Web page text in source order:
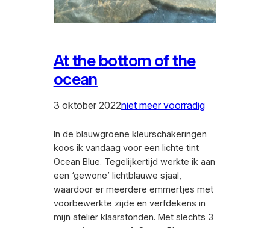
At the bottom of the
ocean
3 oktober 2022niet meer voorradig
In de blauwgroene kleurschakeringen
koos ik vandaag voor een lichte tint
Ocean Blue. Tegelijkertijd werkte ik aan
een ‘gewone’ lichtblauwe sjaal,
waardoor er meerdere emmertjes met
voorbewerkte zijde en verfdekens in
mijn atelier klaarstonden. Met slechts 3